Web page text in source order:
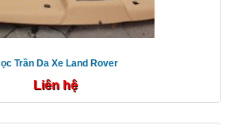
Bọc Trần Da Xe Land Rover
Liên hệ